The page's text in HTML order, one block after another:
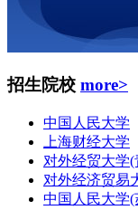
招生院校 more>
中国人民大学
上海财经大学
对外经贸大学(
对外经济贸易
中国人民大学(